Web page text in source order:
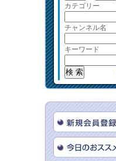
カテゴリー
チャンネル名
キーワード